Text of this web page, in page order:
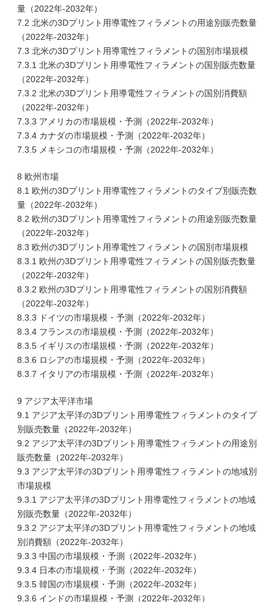
量（2022年-2032年）
7.2 北米の3Dプリント用導電性フィラメントの用途別販売数量
（2022年-2032年）
7.3 北米の3Dプリント用導電性フィラメントの国別市場規模
7.3.1 北米の3Dプリント用導電性フィラメントの国別販売数量
（2022年-2032年）
7.3.2 北米の3Dプリント用導電性フィラメントの国別消費額
（2022年-2032年）
7.3.3 アメリカの市場規模・予測（2022年-2032年）
7.3.4 カナダの市場規模・予測（2022年-2032年）
7.3.5 メキシコの市場規模・予測（2022年-2032年）
8 欧州市場
8.1 欧州の3Dプリント用導電性フィラメントのタイプ別販売数
量（2022年-2032年）
8.2 欧州の3Dプリント用導電性フィラメントの用途別販売数量
（2022年-2032年）
8.3 欧州の3Dプリント用導電性フィラメントの国別市場規模
8.3.1 欧州の3Dプリント用導電性フィラメントの国別販売数量
（2022年-2032年）
8.3.2 欧州の3Dプリント用導電性フィラメントの国別消費額
（2022年-2032年）
8.3.3 ドイツの市場規模・予測（2022年-2032年）
8.3.4 フランスの市場規模・予測（2022年-2032年）
8.3.5 イギリスの市場規模・予測（2022年-2032年）
8.3.6 ロシアの市場規模・予測（2022年-2032年）
8.3.7 イタリアの市場規模・予測（2022年-2032年）
9 アジア太平洋市場
9.1 アジア太平洋の3Dプリント用導電性フィラメントのタイプ
別販売数量（2022年-2032年）
9.2 アジア太平洋の3Dプリント用導電性フィラメントの用途別
販売数量（2022年-2032年）
9.3 アジア太平洋の3Dプリント用導電性フィラメントの地域別
市場規模
9.3.1 アジア太平洋の3Dプリント用導電性フィラメントの地域
別販売数量（2022年-2032年）
9.3.2 アジア太平洋の3Dプリント用導電性フィラメントの地域
別消費額（2022年-2032年）
9.3.3 中国の市場規模・予測（2022年-2032年）
9.3.4 日本の市場規模・予測（2022年-2032年）
9.3.5 韓国の市場規模・予測（2022年-2032年）
9.3.6 インドの市場規模・予測（2022年-2032年）